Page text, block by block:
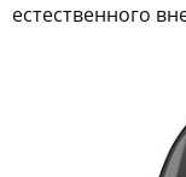
естественного